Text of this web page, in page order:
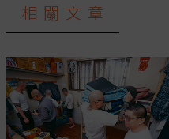
相關文章